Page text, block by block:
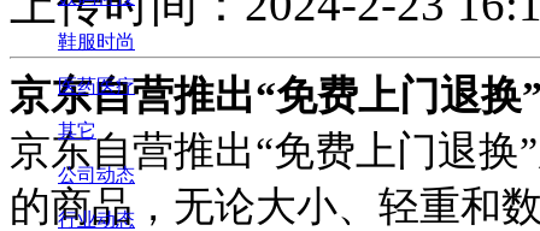
鞋服时尚
医药医疗
其它
公司动态
行业动态
京东自营推出“免费上门退换
京东自营推出“免费上门退换
的商品，无论大小、轻重和